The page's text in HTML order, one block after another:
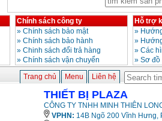
Chính sách công ty
» Chính sách bảo mật
» Chính sách bảo hành
» Chinh sách đổi trả hàng
» Chính sách vận chuyển
Hỗ trợ
»
»
» Các
» Sơ
Trang chủ Menu Liên hệ
THIẾT BỊ PLAZA
CÔNG TY TNHH MINH THIÊN
VPHN: 14B Ngõ 200 Vĩnh Hưng,